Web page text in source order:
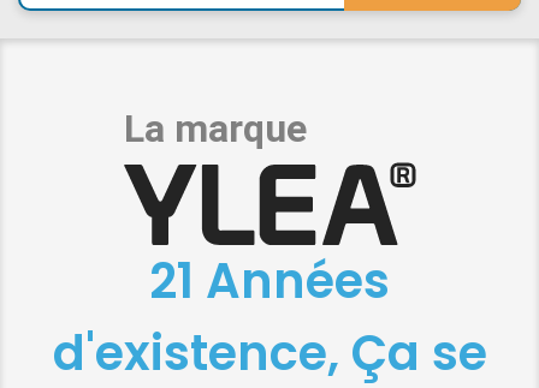
21 Années
d'existence, Ça se